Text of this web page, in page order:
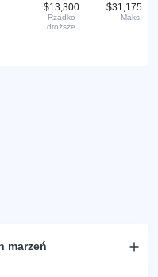
$13,300
Rzadko
droższe
$31,175
Maks.
marzeń